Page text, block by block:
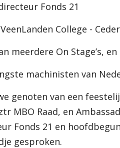
Fonds 21
College -
meerdere On Stage’s,
machinisten van
genoten van een
MBO Raad, en
Fonds 21 en
gesproken.